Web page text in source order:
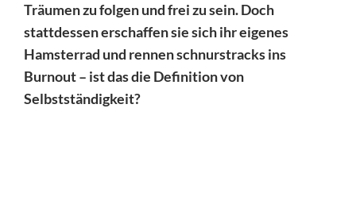
Träumen zu folgen und frei zu sein. Doch
stattdessen erschaffen sie sich ihr eigenes
Hamsterrad und rennen schnurstracks ins
Burnout – ist das die Definition von
Selbstständigkeit?